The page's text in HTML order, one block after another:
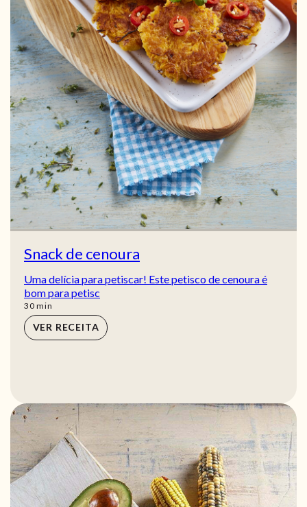
Snack de cenoura
Uma delícia para petiscar! Este petisco de cenoura é
bom para petisc
30min
min
VER RECEITA